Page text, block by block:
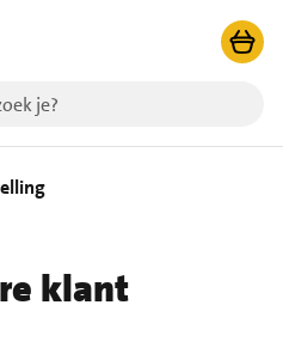
klant